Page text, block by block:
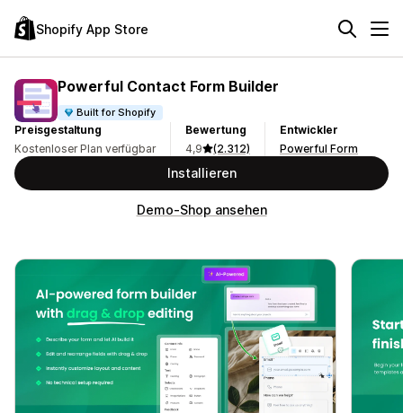
Shopify App Store
Powerful Contact Form Builder
Built for Shopify
Preisgestaltung
Kostenloser Plan verfügbar
Bewertung
4,9
(2.312)
Entwickler
Powerful Form
Installieren
Demo-Shop ansehen